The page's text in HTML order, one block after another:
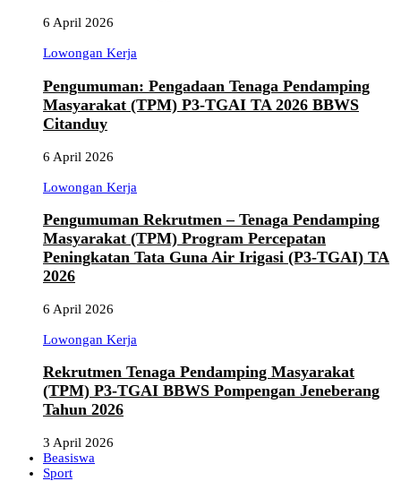
6 April 2026
Lowongan Kerja
Pengumuman: Pengadaan Tenaga Pendamping
Masyarakat (TPM) P3-TGAI TA 2026 BBWS
Citanduy
6 April 2026
Lowongan Kerja
Pengumuman Rekrutmen – Tenaga Pendamping
Masyarakat (TPM) Program Percepatan
Peningkatan Tata Guna Air Irigasi (P3-TGAI) TA
2026
6 April 2026
Lowongan Kerja
Rekrutmen Tenaga Pendamping Masyarakat
(TPM) P3-TGAI BBWS Pompengan Jeneberang
Tahun 2026
3 April 2026
Beasiswa
Sport